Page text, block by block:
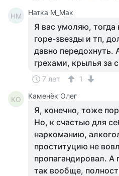
НМ Натка М_Мак
Я вас умоляю, тогда
горе-звезды и тп,
давно передохнуть.
грехами, крылья за
7 лет 1
КО Каменёк Олег
Я, конечно, тоже
Но, к счастью для
наркоманию,
проституцию не
пропагандировал. А
так вообще,